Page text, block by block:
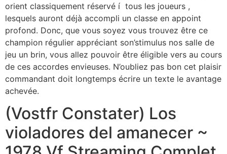
orient classiquement réservé í tous les joueurs ,
lesquels auront déjà accompli un classe en appoint
profond. Donc, que vous soyez vous trouvez être ce
champion régulier appréciant son’stimulus nos salle de
jeu un brin, vous allez pouvoir être éligible vers au cours
de ces accordes envieuses. N’oubliez pas bon cet plaisir
commandant doit longtemps écrire un texte le avantage
achevée.
(Vostfr Constater) Los
violadores del amanecer ~